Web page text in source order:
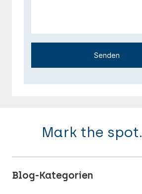
Senden
Mark the spot.
Blog-Kategorien